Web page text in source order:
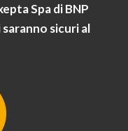
Spa di BNP
sicuri al